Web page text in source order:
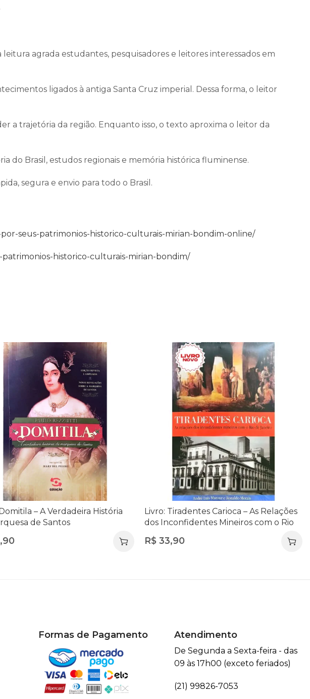
agrada estudantes, pesquisadores e leitores interessados em
ligados à antiga Santa Cruz imperial. Dessa forma, o leitor
a trajetória da região. Enquanto isso, o texto aproxima o leitor da
do Brasil, estudos regionais e memória histórica fluminense.
segura e envio para todo o Brasil.
seus-patrimonios-historico-culturais-mirian-bondim-online/
historico-culturais-mirian-bondim/
– A Verdadeira História
de Santos
Livro: Tiradentes Carioca – As Relações
dos Inconfidentes Mineiros com o Rio
R$33,90
Formas de Pagamento Atendimento
De Segunda a Sexta-feira - das
09 às 17h00 (exceto feriados)
(21) 99826-7053